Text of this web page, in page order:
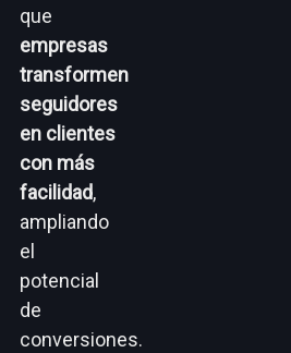
que
empresas
transformen
seguidores
en clientes
con más
facilidad,
ampliando
el
potencial
de
conversiones.